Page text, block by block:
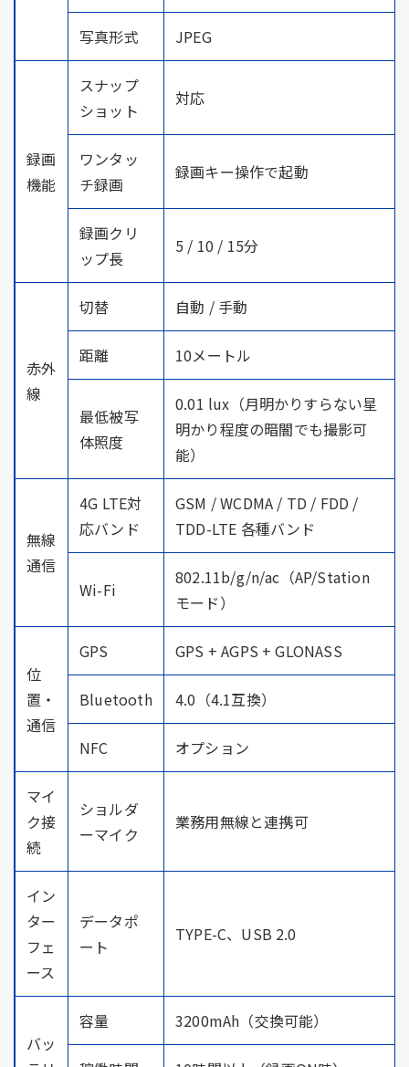
写真形式 JPEG
録画
機能
スナップ
ショット
対応
ワンタッ
チ録画
録画キー操作で起動
録画クリ
ップ長
5 / 10 / 15分
赤外
線
切替 自動 / 手動
距離 10メートル
最低被写
体照度
0.01 lux（月明かりすらない星
明かり程度の暗闇でも撮影可
能）
無線
通信
4G LTE対
応バンド
GSM / WCDMA / TD / FDD /
TDD-LTE 各種バンド
Wi-Fi
802.11b/g/n/ac（AP/Station
モード）
位
置・
通信
GPS GPS + AGPS + GLONASS
Bluetooth 4.0（4.1互換）
NFC オプション
マイ
ク接
続
ショルダ
ーマイク
業務用無線と連携可
イン
ター
フェ
ース
データポ
ート
TYPE-C、USB 2.0
バッ
容量 3200mAh（交換可能）